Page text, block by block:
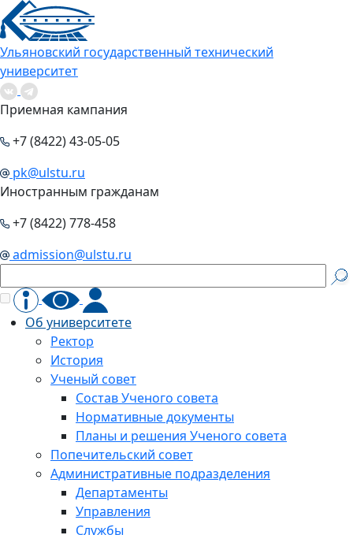
Ульяновский государственный технический
университет
Приемная кампания
+7 (8422) 43-05-05
pk@ulstu.ru
Иностранным гражданам
+7 (8422) 778-458
admission@ulstu.ru
Об университете
Ректор
История
Ученый совет
Состав Ученого совета
Нормативные документы
Планы и решения Ученого совета
Попечительский совет
Административные подразделения
Департаменты
Управления
Службы